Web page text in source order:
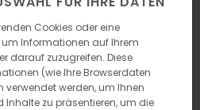
Cookies oder eine
Informationen auf Ihrem
darauf zuzugreifen. Diese
(wie Ihre Browserdaten
verwendet werden, um Ihnen
Inhalte zu präsentieren, um die